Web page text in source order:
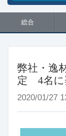
総合
弊社・逸
定 4名に
2020/01/27